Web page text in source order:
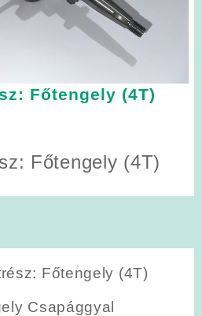
Főtengely (4T)
Főtengely (4T)
Főtengely (4T)
Csapággyal